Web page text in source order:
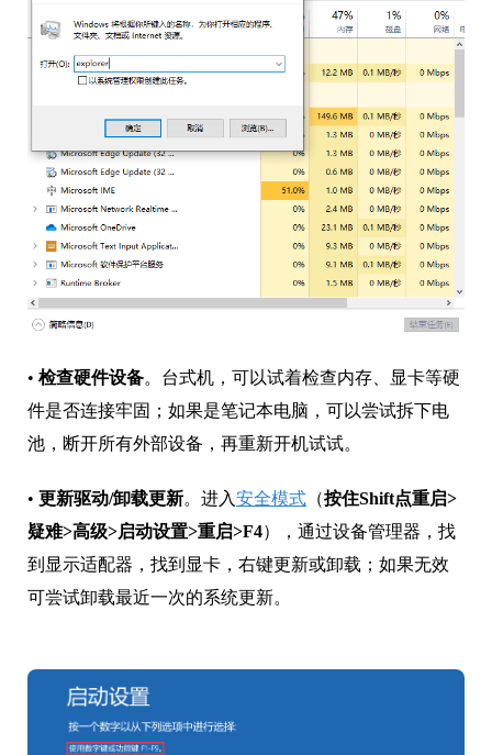
• 检查硬件设备。台式机，可以试着检查内存、显卡等硬
件是否连接牢固；如果是笔记本电脑，可以尝试拆下电
池，断开所有外部设备，再重新开机试试。
• 更新驱动/卸载更新。进入安全模式 （按住Shift点重启>
疑难>高级>启动设置>重启>F4），通过设备管理器，找
到显示适配器，找到显卡，右键更新或卸载；如果无效
可尝试卸载最近一次的系统更新。